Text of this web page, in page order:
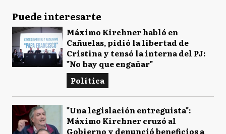
Puede interesarte
Máximo Kirchner habló en
Cañuelas, pidió la libertad de
Cristina y tensó la interna del PJ:
"No hay que engañar"
Política
"Una legislación entreguista":
Máximo Kirchner cruzó al
Gobierno y denunció beneficios a